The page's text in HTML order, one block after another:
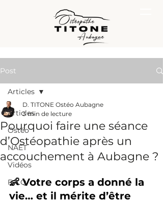
Post
Articles
Ostéo
NAET
Vidéos
F.A.Q.
Articles
Pourquoi faire une séance
d’Ostéopathie après un
accouchement à Aubagne ?
D. TITONE Ostéo Aubagne
3 min de lecture
👶 Votre corps a donné la
vie… et il mérite d’être